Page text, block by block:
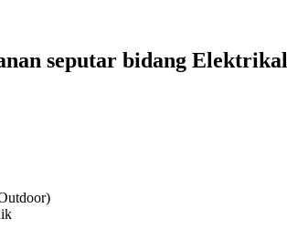
seputar bidang Elektrikal